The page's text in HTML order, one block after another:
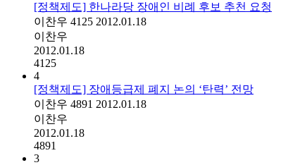
[정책제도] 한나라당 장애인 비례 후보 추천 요청
이찬우 4125 2012.01.18
이찬우
2012.01.18
4125
4
[정책제도] 장애등급제 폐지 논의 ‘탄력’ 전망
이찬우 4891 2012.01.18
이찬우
2012.01.18
4891
3